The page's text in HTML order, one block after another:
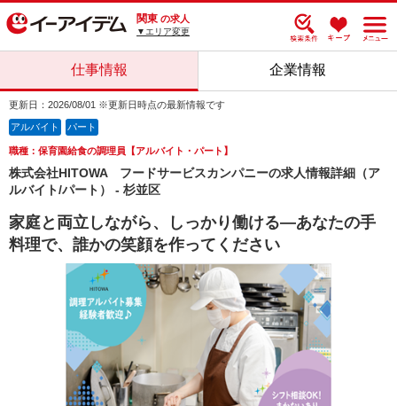
関東 の求人
▼エリア変更
仕事情報 企業情報
更新日：2026/08/01 ※更新日時点の最新情報です
アルバイト パート
職種：保育園給食の調理員【アルバイト・パート】
株式会社HITOWA フードサービスカンパニーの求人情報詳細（ア
ルバイト/パート） - 杉並区
家庭と両立しながら、しっかり働ける―あなたの手
料理で、誰かの笑顔を作ってください